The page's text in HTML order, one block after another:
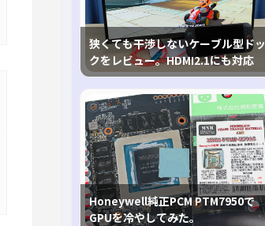
狭くても干渉しないケーブル型ドッ
クをレビュー。HDMI2.1にも対応
Honeywell純正PCM PTM7950で
GPUを冷やしてみた。